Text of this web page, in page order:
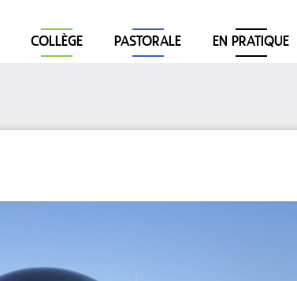
COLLÈGE PASTORALE EN PRATIQUE